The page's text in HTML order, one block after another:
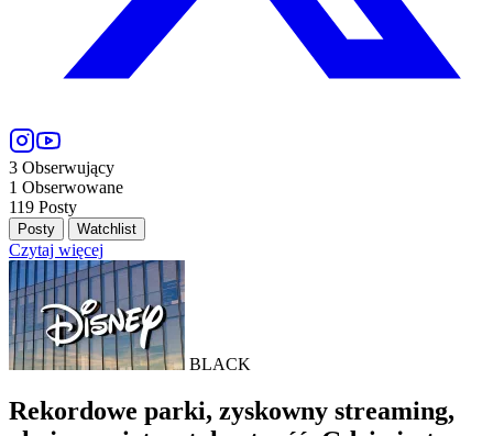
3 Obserwujący
1 Obserwowane
119 Posty
Posty Watchlist
Czytaj więcej
BLACK
Rekordowe parki, zyskowny streaming,